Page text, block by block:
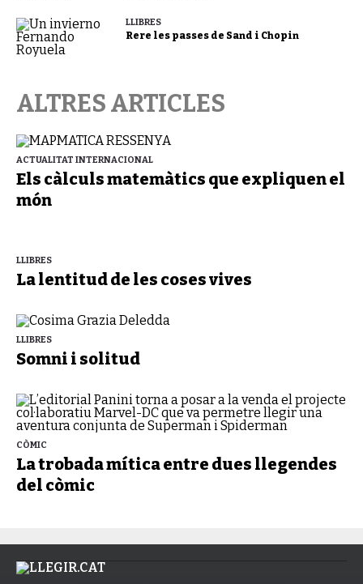
LLIBRES
Rere les passes de Sand i Chopin
ALTRES ARTICLES
ACTUALITAT INTERNACIONAL
Els càlculs matemàtics que expliquen el
món
LLIBRES
La lentitud de les coses vives
LLIBRES
Somni i solitud
CÒMIC
La trobada mítica entre dues llegendes
del còmic